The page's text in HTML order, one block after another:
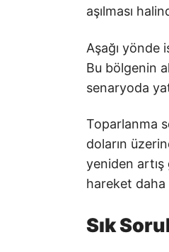
aşılması
Aşağı yönde
Bu bölgenin
senaryoda
Toparlanma
doların
yeniden artış
hareket
Sık